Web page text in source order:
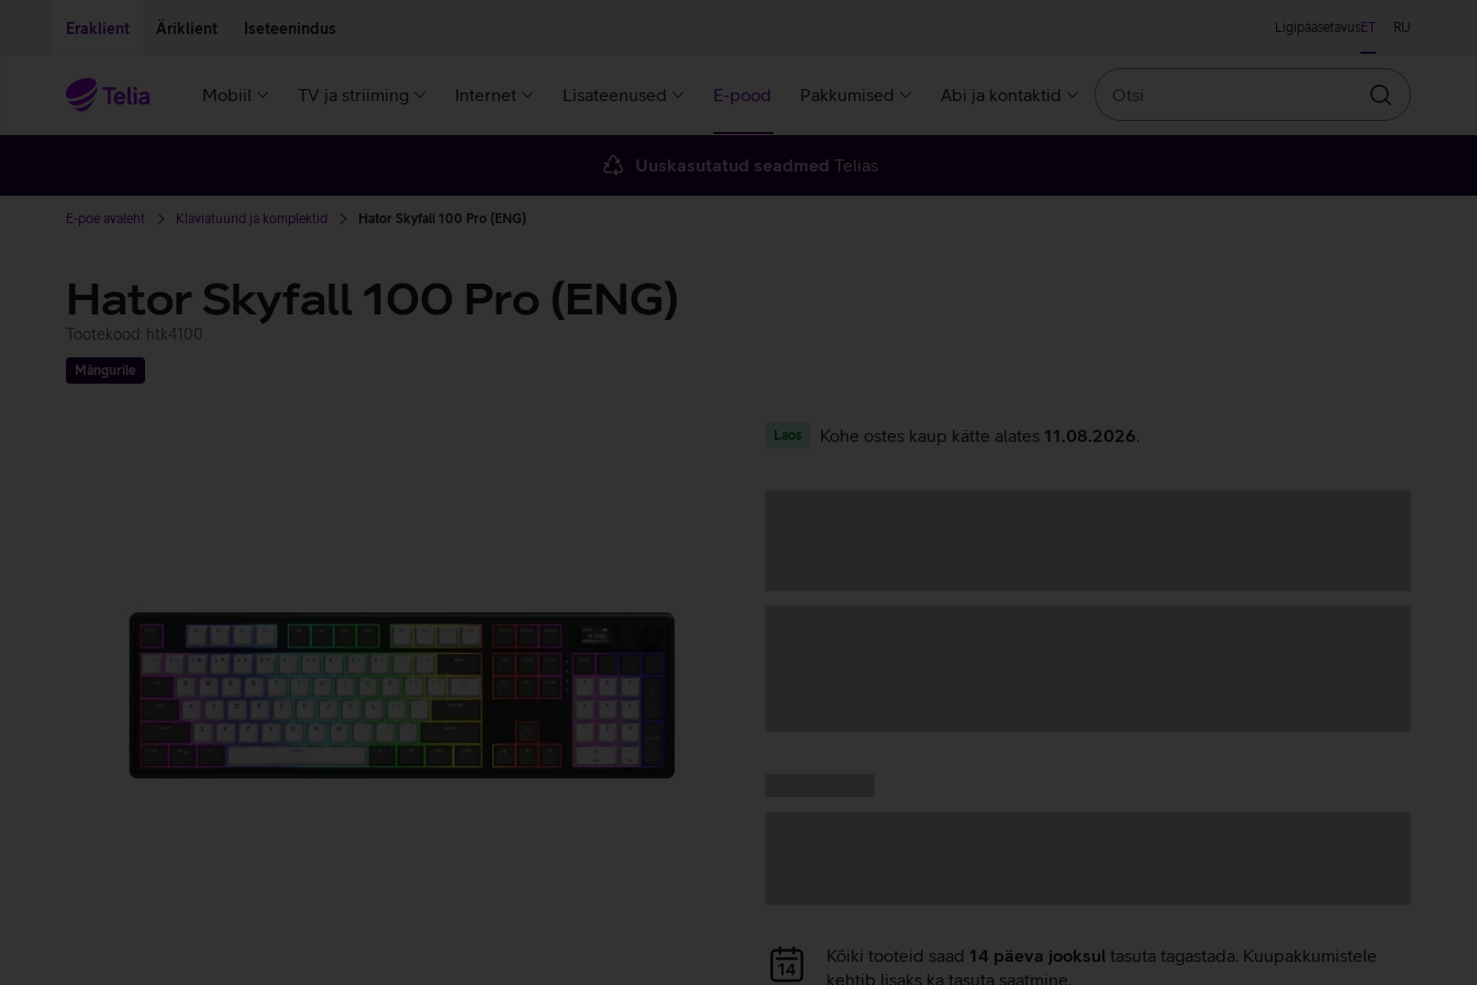
Eraklient Äriklient Iseteenindus LigipääsetavusET RU
Mobiil TV ja striiming Internet Lisateenused E-pood Pakkumised Abi ja kontaktid
Otsin
Uuskasutatud seadmed Telias
E-poe avaleht Klaviatuurid ja komplektid Hator Skyfall 100 Pro (ENG)
Hator Skyfall 100 Pro (ENG)
Tootekood: htk4100
Mängurile
Laos Kohe ostes kaup kätte alates 11.08.2026
Andmete
laadimine
Kõiki tooteid saad 14 päeva jooksul tasuta tagastada. Kuupakkumistele
kehtib lisaks ka tasuta saatmine.